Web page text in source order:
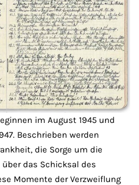
im August 1945 und
Beschrieben werden
die Sorge um die
das Schicksal des
Momente der Verzweiflung